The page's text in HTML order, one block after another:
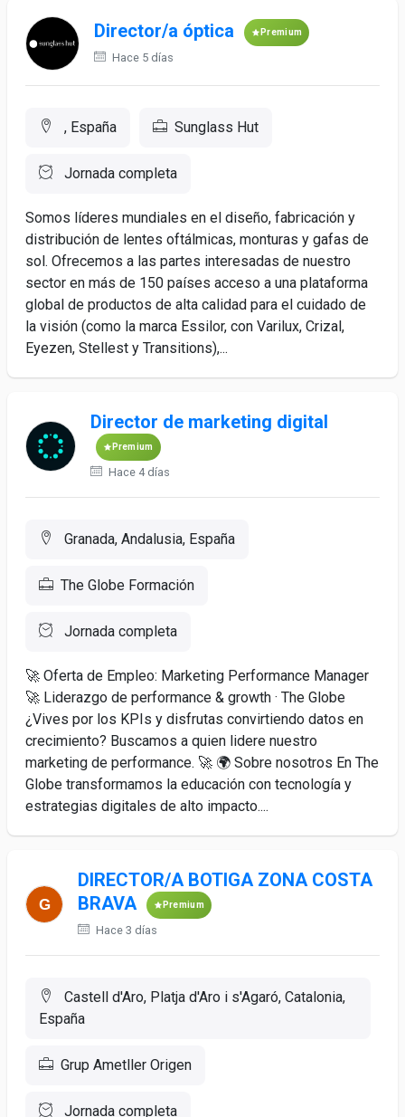
Director/a óptica Premium
Hace 5 días
, España Sunglass Hut
Jornada completa
Somos líderes mundiales en el diseño, fabricación y
distribución de lentes oftálmicas, monturas y gafas de
sol. Ofrecemos a las partes interesadas de nuestro
sector en más de 150 países acceso a una plataforma
global de productos de alta calidad para el cuidado de
la visión (como la marca Essilor, con Varilux, Crizal,
Eyezen, Stellest y Transitions),...
Director de marketing digital
Premium
Hace 4 días
Granada, Andalusia, España
The Globe Formación
Jornada completa
🚀 Oferta de Empleo: Marketing Performance Manager
🚀 Liderazgo de performance & growth · The Globe
¿Vives por los KPIs y disfrutas convirtiendo datos en
crecimiento? Buscamos a quien lidere nuestro
marketing de performance. 🚀 🌍 Sobre nosotros En The
Globe transformamos la educación con tecnología y
estrategias digitales de alto impacto....
DIRECTOR/A BOTIGA ZONA COSTA
BRAVA
Premium
Hace 3 días
Castell d'Aro, Platja d'Aro i s'Agaró, Catalonia,
España
Grup Ametller Origen
Jornada completa